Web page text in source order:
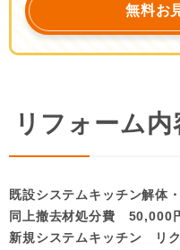
無料お
リフォーム内
既設システムキッチン解
同上撤去材処分費 50,000
新規システムキッチン リ